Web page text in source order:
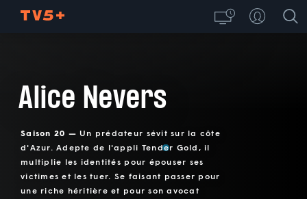
Alice Nevers
Saison 20 —Un prédateur sévit sur la côte
d'Azur. Adepte de l'appli Tender Gold, il
multiplie les identités pour épouser ses
victimes et les tuer. Se faisant passer pour
une riche héritière et pour son avocat